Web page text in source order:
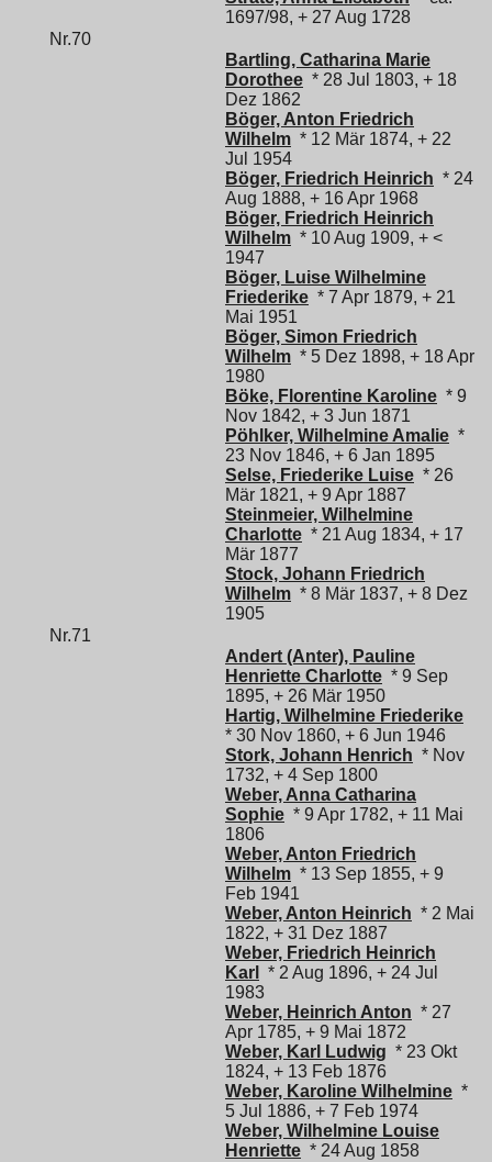
1697/98, + 27 Aug 1728
Nr.70
Bartling, Catharina Marie
Dorothee * 28 Jul 1803, + 18
Dez 1862
Böger, Anton Friedrich
Wilhelm * 12 Mär 1874, + 22
Jul 1954
Böger, Friedrich Heinrich * 24
Aug 1888, + 16 Apr 1968
Böger, Friedrich Heinrich
Wilhelm * 10 Aug 1909, + <
1947
Böger, Luise Wilhelmine
Friederike * 7 Apr 1879, + 21
Mai 1951
Böger, Simon Friedrich
Wilhelm * 5 Dez 1898, + 18 Apr
1980
Böke, Florentine Karoline * 9
Nov 1842, + 3 Jun 1871
Pöhlker, Wilhelmine Amalie *
23 Nov 1846, + 6 Jan 1895
Selse, Friederike Luise * 26
Mär 1821, + 9 Apr 1887
Steinmeier, Wilhelmine
Charlotte * 21 Aug 1834, + 17
Mär 1877
Stock, Johann Friedrich
Wilhelm * 8 Mär 1837, + 8 Dez
1905
Nr.71
Andert (Anter), Pauline
Henriette Charlotte * 9 Sep
1895, + 26 Mär 1950
Hartig, Wilhelmine Friederike
* 30 Nov 1860, + 6 Jun 1946
Stork, Johann Henrich * Nov
1732, + 4 Sep 1800
Weber, Anna Catharina
Sophie * 9 Apr 1782, + 11 Mai
1806
Weber, Anton Friedrich
Wilhelm * 13 Sep 1855, + 9
Feb 1941
Weber, Anton Heinrich * 2 Mai
1822, + 31 Dez 1887
Weber, Friedrich Heinrich
Karl
* 2 Aug 1896, + 24 Jul
1983
Weber, Heinrich Anton * 27
Apr 1785, + 9 Mai 1872
Weber, Karl Ludwig * 23 Okt
1824, + 13 Feb 1876
Weber, Karoline Wilhelmine *
5 Jul 1886, + 7 Feb 1974
Weber, Wilhelmine Louise
Henriette * 24 Aug 1858